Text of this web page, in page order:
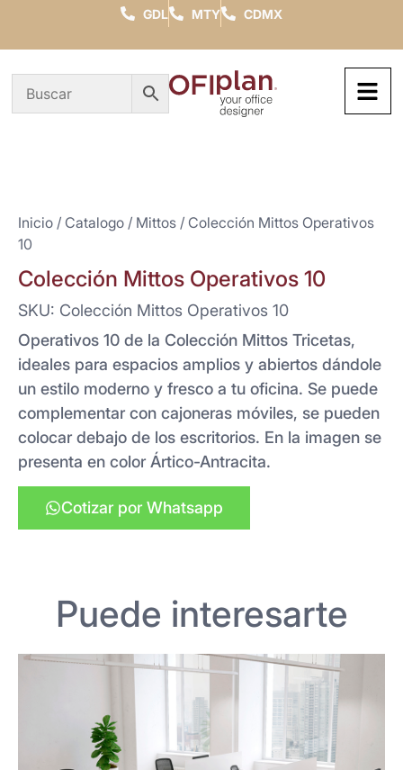
GDL MTY CDMX
Inicio / Catalogo / Mittos / Colección Mittos Operativos
10
Colección Mittos Operativos 10
SKU: Colección Mittos Operativos 10
Operativos 10 de la Colección Mittos Tricetas,
ideales para espacios amplios y abiertos dándole
un estilo moderno y fresco a tu oficina. Se puede
complementar con cajoneras móviles, se pueden
colocar debajo de los escritorios. En la imagen se
presenta en color Ártico-Antracita.
Cotizar por Whatsapp
Puede interesarte